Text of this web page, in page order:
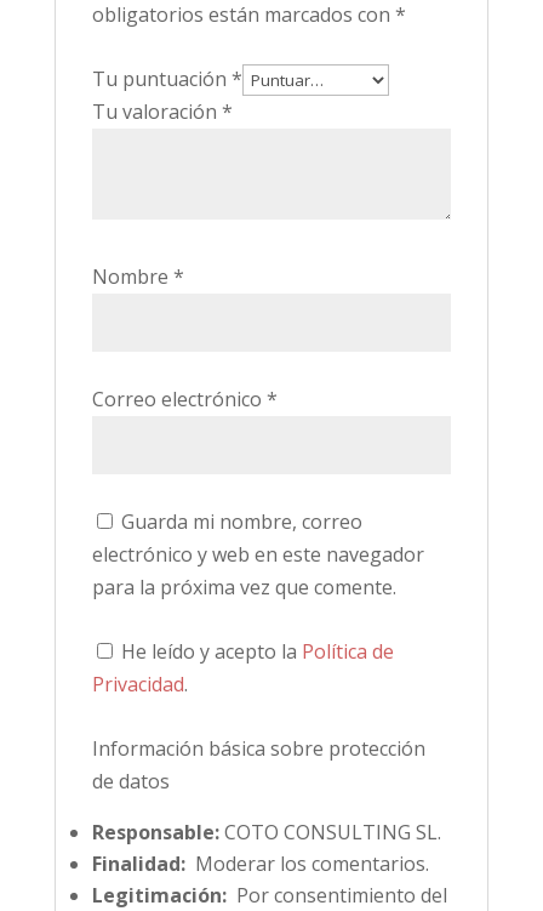
obligatorios están marcados con *
Tu puntuación *
Tu valoración *
Nombre *
Correo electrónico *
Guarda mi nombre, correo
electrónico y web en este navegador
para la próxima vez que comente.
He leído y acepto la Política de
Privacidad.
Información básica sobre protección
de datos
Responsable:COTO CONSULTING SL.
Finalidad:Moderar los comentarios.
Legitimación:Por consentimiento del